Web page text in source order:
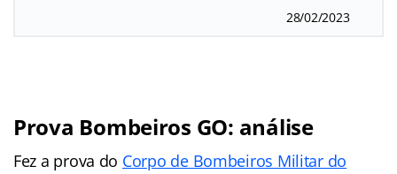
28/02/2023
Prova Bombeiros GO: análise
Fez a prova do Corpo de Bombeiros Militar do